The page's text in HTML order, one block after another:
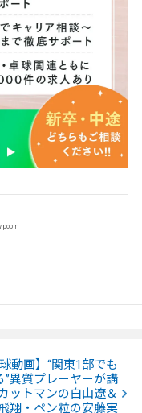
popIn
球動画】“関東1部でも
”異質プレーヤーが講
ットマンの白山遼＆
翔・ペン粒の安藤実